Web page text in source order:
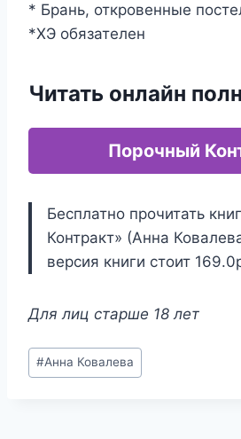
* Брань, откровенные
*ХЭ обязателен
Читать онлайн
Порочный
Бесплатно прочитать
Контракт» (Анна
версия книги стоит
Для лиц старше 18 лет
Метки
записи:
#Анна Ковалева